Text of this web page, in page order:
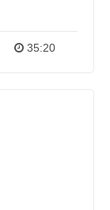
35:20